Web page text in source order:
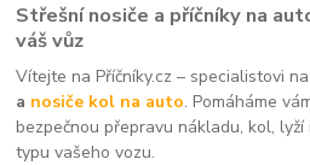
Střešní nosiče a příčníky na
váš vůz
Vítejte na Příčníky.cz – specialistovi na
a nosiče kol na auto. Pomáháme
bezpečnou přepravu nákladu, kol,
typu vašeho vozu.